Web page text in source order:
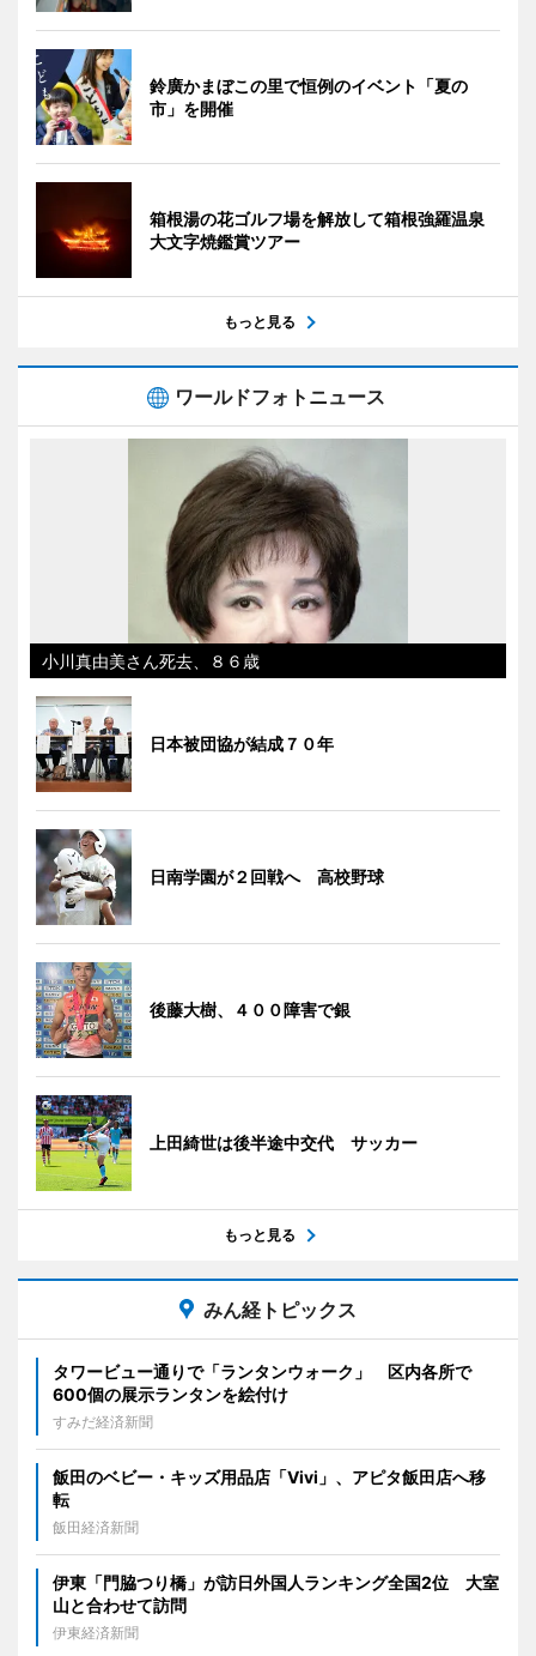
鈴廣かまぼこの里で恒例のイベント「夏の
市」を開催
箱根湯の花ゴルフ場を解放して箱根強羅温泉
大文字焼鑑賞ツアー
もっと見る
ワールドフォトニュース
小川真由美さん死去、８６歳
日本被団協が結成７０年
日南学園が２回戦へ 高校野球
後藤大樹、４００障害で銀
上田綺世は後半途中交代 サッカー
もっと見る
みん経トピックス
タワービュー通りで「ランタンウォーク」 区内各所で
600個の展示ランタンを絵付け
すみだ経済新聞
飯田のベビー・キッズ用品店「Vivi」、アピタ飯田店へ移
転
飯田経済新聞
伊東「門脇つり橋」が訪日外国人ランキング全国2位 大室
山と合わせて訪問
伊東経済新聞